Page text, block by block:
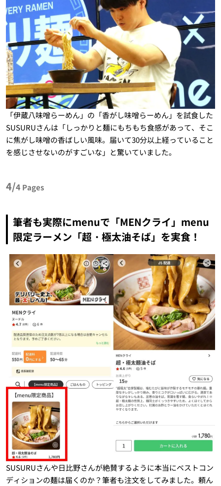
「伊蔵八味噌らーめん」の「香がし味噌らーめん」を試食した
SUSURUさんは「しっかりと麺にもちもち食感があって、そこ
に焦がし味噌の香ばしい風味。届いて30分以上経っていること
を感じさせないのがすごいな」と驚いていました。
4/4 Pages
筆者も実際にmenuで「MENクライ」menu
限定ラーメン「超・極太油そば」を実食！
SUSURUさんや日比野さんが絶賛するように本当にベストコン
ディションの麺は届くのか？筆者も注文をしてみました。頼ん